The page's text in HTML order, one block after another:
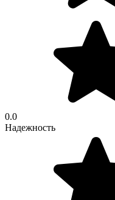
0.0
Надежность